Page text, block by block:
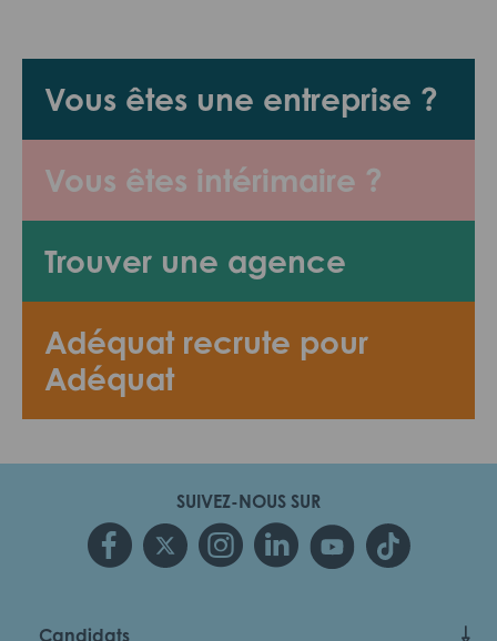
Vous êtes une entreprise ?
Vous êtes intérimaire ?
Trouver une agence
Adéquat recrute pour
Adéquat
SUIVEZ-NOUS SUR
Candidats